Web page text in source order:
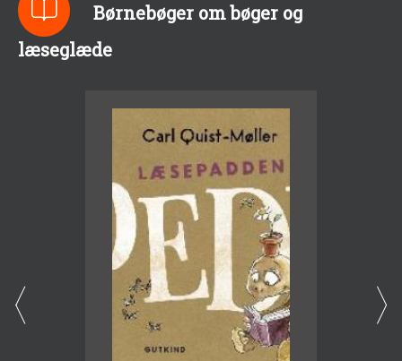
Børnebøger om bøger og
læseglæde